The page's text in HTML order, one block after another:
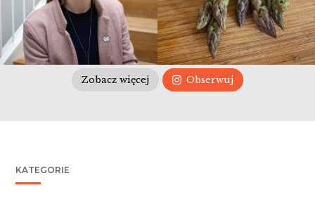
Zobacz więcej Obserwuj
KATEGORIE